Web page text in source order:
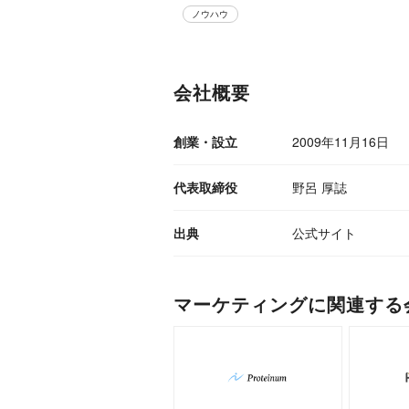
ノウハウ
会社概要
創業・設立 2009年11月16日
代表取締役 野呂 厚誌
出典 公式サイト
マーケティングに関連する